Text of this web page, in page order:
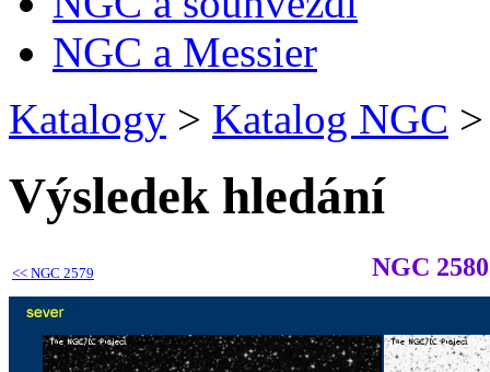
NGC a Messier
Katalogy > Katalog NGC >
Výsledek hledání
<< NGC 2579 NGC 2580